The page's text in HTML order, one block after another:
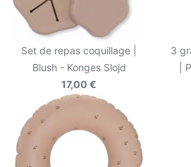
Set de repas coquillage |
Blush - Konges Slojd
17,00 €
3
|